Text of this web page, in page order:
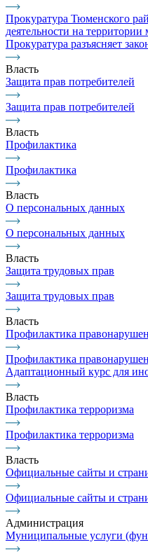
Прокуратура Тюменского
деятельности на
Прокуратура разъясняет
Власть
Защита прав потребителей
Защита прав потребителей
Власть
Профилактика
Профилактика
Власть
О персональных данных
О персональных данных
Власть
Защита трудовых прав
Защита трудовых прав
Власть
Профилактика
Профилактика
Адаптационный курс для
Власть
Профилактика терроризма
Профилактика терроризма
Власть
Официальные сайты и
Официальные сайты и
Администрация
Муниципальные услуги